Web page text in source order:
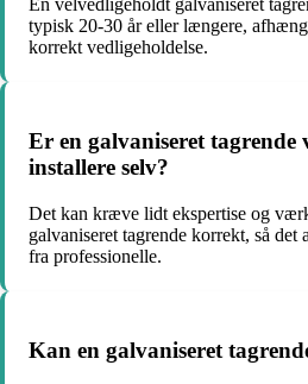
En velvedligeholdt galvaniseret
typisk 20-30 år eller længere,
korrekt vedligeholdelse.
Er en galvaniseret tagrende
installere selv?
Det kan kræve lidt ekspertise og
galvaniseret tagrende korrekt, så
fra professionelle.
Kan en galvaniseret